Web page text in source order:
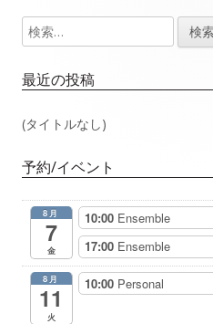
ビ
ゲ
ー
シ
ョ
メ
イ
ン
バ
検
索:
最近の投稿
(タイトルなし)
予約/イベント
8月
7
金
10:00 Ensemble
17:00 Ensemble
8月
11
火
10:00 Personal